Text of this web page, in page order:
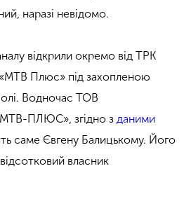
наразі невідомо.
відкрили окремо від ТРК
«МТВ Плюс» під захопленою
Водночас ТОВ
ПЛЮС», згідно з даними
саме Євгену Балицькому. Його
власник